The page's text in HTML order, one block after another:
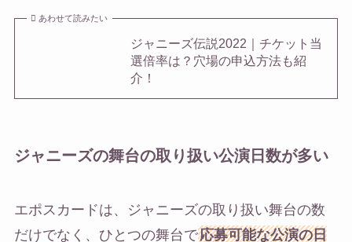
あわせて読みたい
ジャニーズ伝説2022｜チケット当
選倍率は？穴場の申込方法も紹
介！
ジャニーズの舞台の取り扱い公演日数が多い
エポスカードは、ジャニーズの取り扱い舞台の数
だけでなく、ひとつの舞台で応募可能な公演の日